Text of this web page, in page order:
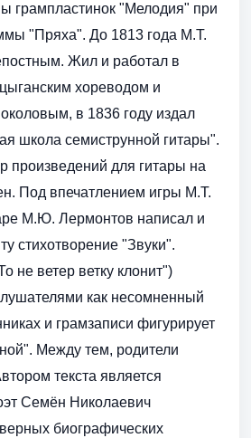
грампластинок "Мелодия" при
"Пряха". До 1813 года М.Т.
Жил и работал в
хореводом и
в 1836 году издал
школа семиструнной ги­тары".
произведений для гитары на
Под впечатлением игры М.Т.
М.Ю. Лермонтов напи­сал и
стихотворение "Звуки".
не ветер ветку клонит")
как несомненный
и грамзаписи фигурирует
Между тем, родители
текста является
Семён Николаевич
биографических